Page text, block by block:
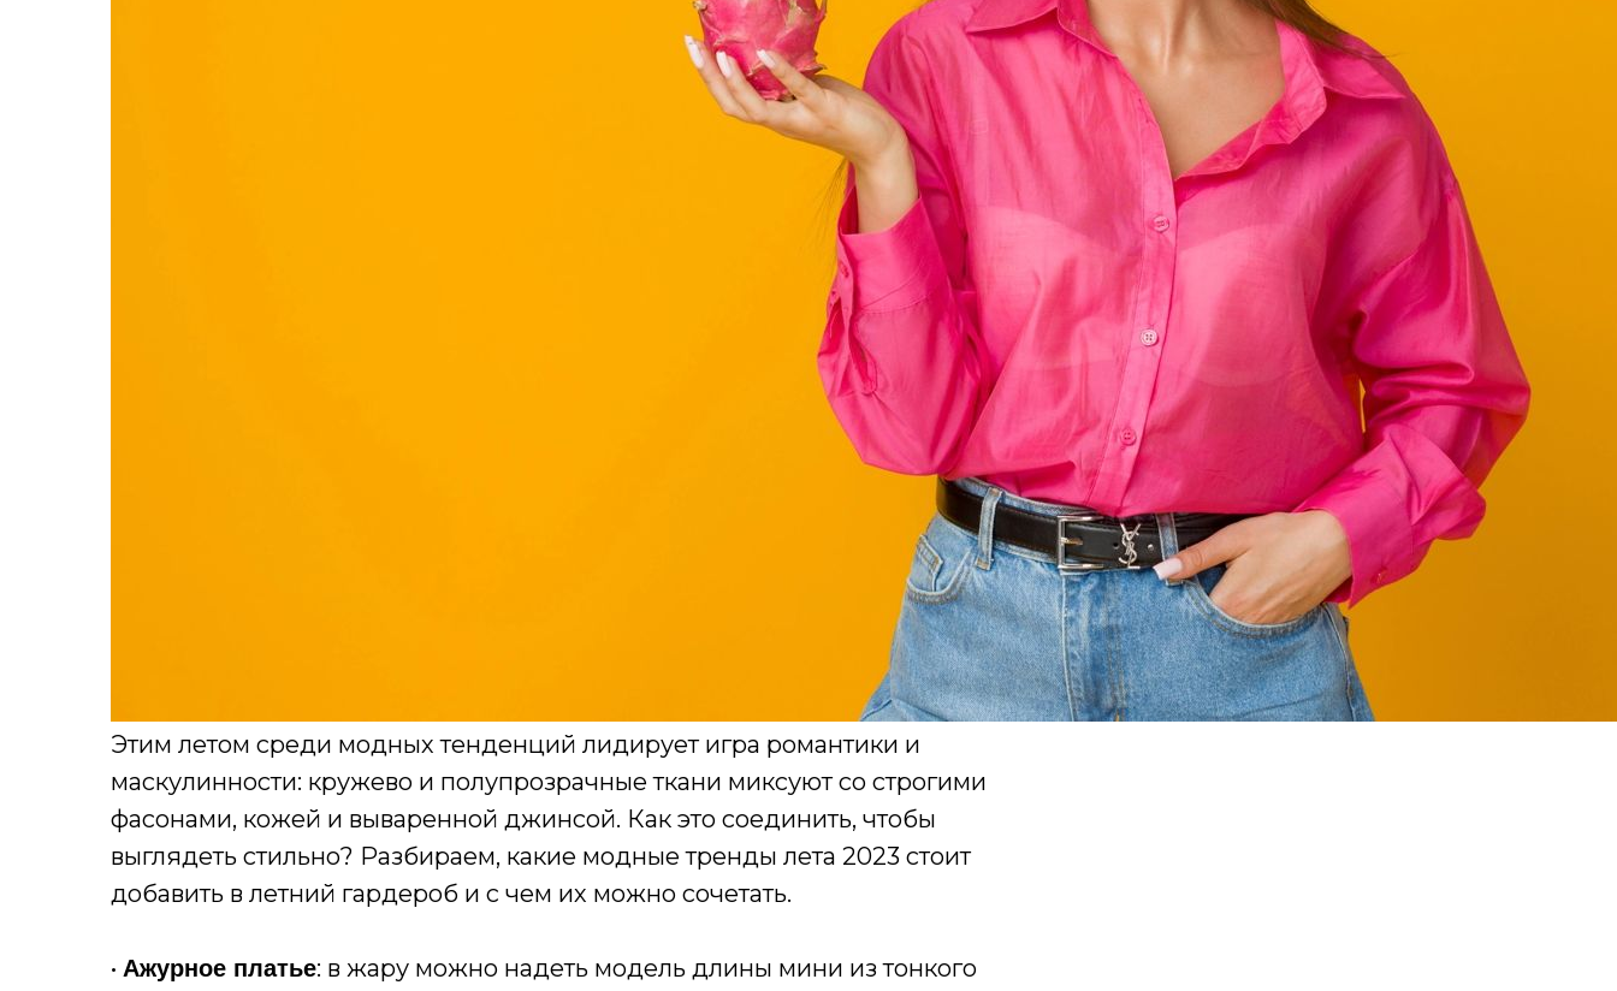
Этим летом среди модных тенденций лидирует игра романтики и
маскулинности: кружево и полупрозрачные ткани миксуют со строгими
фасонами, кожей и вываренной джинсой. Как это соединить, чтобы
выглядеть стильно? Разбираем, какие модные тренды лета 2023 стоит
добавить в летний гардероб и с чем их можно сочетать.
• Ажурное платье: в жару можно надеть модель длины мини из тонкого